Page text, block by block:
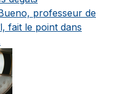
professeur de
fait le point dans